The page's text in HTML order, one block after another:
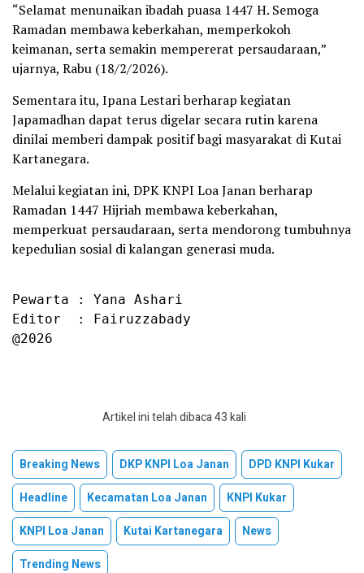
“Selamat menunaikan ibadah puasa 1447 H. Semoga
Ramadan membawa keberkahan, memperkokoh
keimanan, serta semakin mempererat persaudaraan,”
ujarnya, Rabu (18/2/2026).
Sementara itu, Ipana Lestari berharap kegiatan
Japamadhan dapat terus digelar secara rutin karena
dinilai memberi dampak positif bagi masyarakat di Kutai
Kartanegara.
Melalui kegiatan ini, DPK KNPI Loa Janan berharap
Ramadan 1447 Hijriah membawa keberkahan,
memperkuat persaudaraan, serta mendorong tumbuhnya
kepedulian sosial di kalangan generasi muda.
Pewarta : Yana Ashari
Editor  : Fairuzzabady
@2026
Artikel ini telah dibaca 43 kali
Breaking News DKP KNPI Loa Janan
DPD KNPI Kukar
Headline
Kecamatan Loa Janan
KNPI Kukar
KNPI Loa Janan
Kutai Kartanegara
News
Trending News